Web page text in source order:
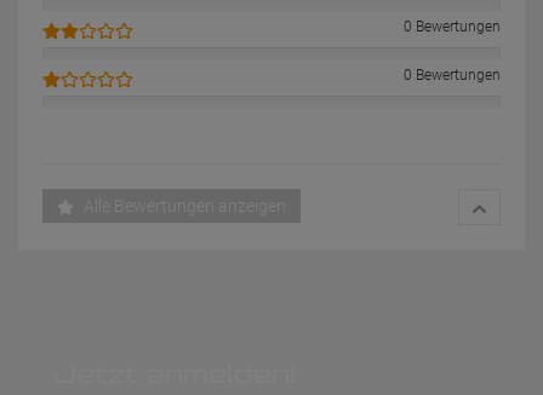
0 Bewertungen
0 Bewertungen
Alle Bewertungen anzeigen